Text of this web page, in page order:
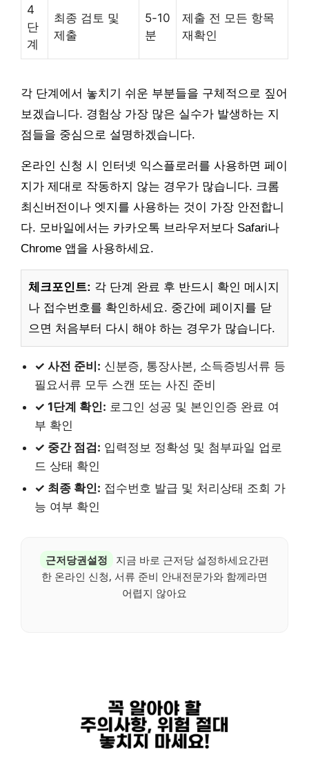
4
단
계
최종 검토 및
제출
5-10
분
제출 전 모든 항목
재확인
각 단계에서 놓치기 쉬운 부분들을 구체적으로 짚어
보겠습니다. 경험상 가장 많은 실수가 발생하는 지
점들을 중심으로 설명하겠습니다.
온라인 신청 시 인터넷 익스플로러를 사용하면 페이
지가 제대로 작동하지 않는 경우가 많습니다. 크롬
최신버전이나 엣지를 사용하는 것이 가장 안전합니
다. 모바일에서는 카카오톡 브라우저보다 Safari나
Chrome 앱을 사용하세요.
체크포인트: 각 단계 완료 후 반드시 확인 메시지
나 접수번호를 확인하세요. 중간에 페이지를 닫
으면 처음부터 다시 해야 하는 경우가 많습니다.
✓ 사전 준비: 신분증, 통장사본, 소득증빙서류 등
필요서류 모두 스캔 또는 사진 준비
✓ 1단계 확인: 로그인 성공 및 본인인증 완료 여
부 확인
✓ 중간 점검: 입력정보 정확성 및 첨부파일 업로
드 상태 확인
✓ 최종 확인: 접수번호 발급 및 처리상태 조회 가
능 여부 확인
근저당권설정
지금 바로 근저당 설정하세요간편
한 온라인 신청, 서류 준비 안내전문가와 함께라면
어렵지 않아요